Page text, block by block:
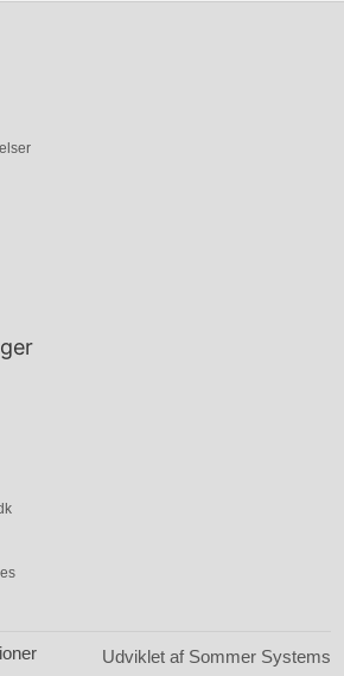
Udviklet af Sommer Systems